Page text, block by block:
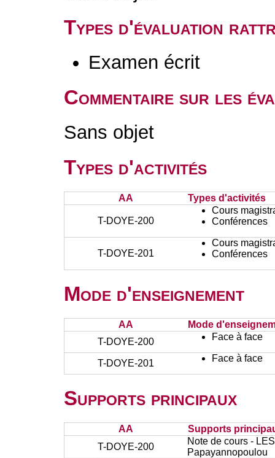
Types d'évaluation
Examen écrit
Commentaire sur les
Sans objet
Types d'activités
AA Types d'activités
T-DOYE-200
Cours
Conférences
T-DOYE-201
Cours
Conférences
Mode d'enseignement
AA
Mode
T-DOYE-200
Face à face
T-DOYE-201 Face à face
Supports principaux
AA
Supports
T-DOYE-200
Note de cours -
Papayannopoulou